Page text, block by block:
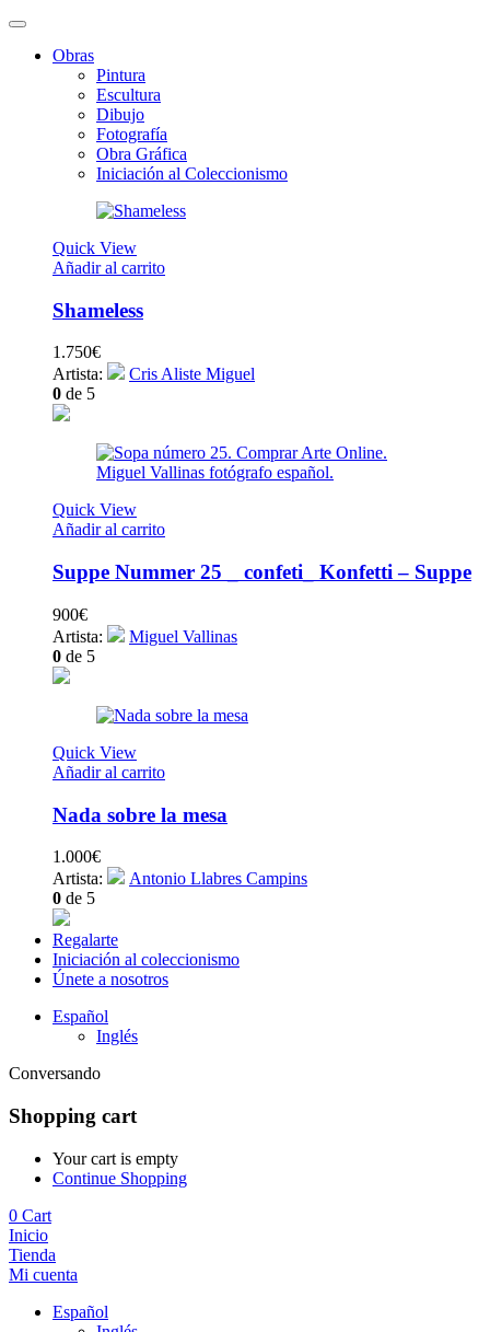
Obras
Pintura
Escultura
Dibujo
Fotografía
Obra Gráfica
Iniciación al Coleccionismo
Quick View
Añadir al carrito
Shameless
1.750€
Artista:
Cris Aliste Miguel
0 de 5
Quick View
Añadir al carrito
Suppe Nummer 25 _ confeti_ Konfetti – Suppe
900€
Artista:
Miguel Vallinas
0 de 5
Quick View
Añadir al carrito
Nada sobre la mesa
1.000€
Artista:
Antonio Llabres Campins
0 de 5
Regalarte
Iniciación al coleccionismo
Únete a nosotros
Español
Inglés
Conversando
Shopping cart
Your cart is empty
Continue Shopping
0 Cart
Inicio
Tienda
Mi cuenta
Español